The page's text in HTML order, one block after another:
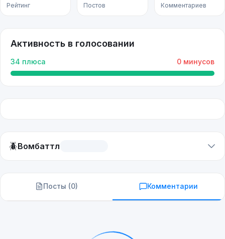
Рейтинг Постов Комментариев
Активность в голосовании
34 плюса 0 минусов
🪲Вомбаттл
Посты (0) Комментарии